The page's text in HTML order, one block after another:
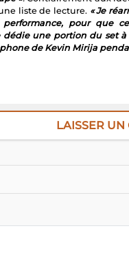
LAISSER